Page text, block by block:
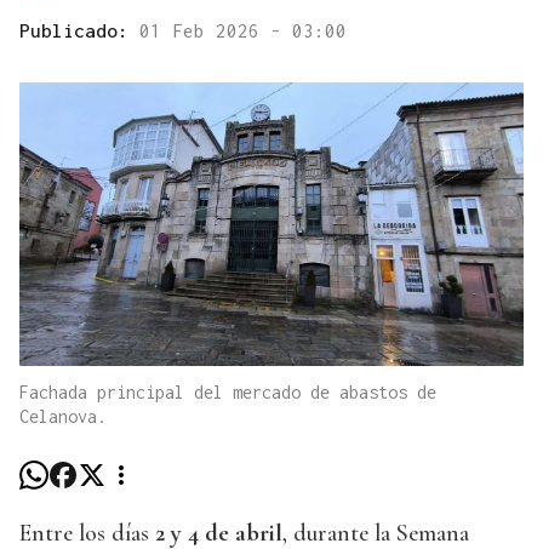
Publicado: 01 Feb 2026 - 03:00
Fachada principal del mercado de abastos de
Celanova.
Entre los días 2 y 4 de abril, durante la Semana